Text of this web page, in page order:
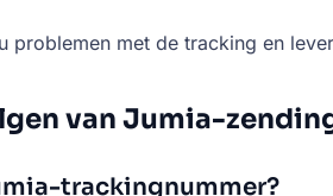
met de tracking en
van Jumia-
trackingnummer?